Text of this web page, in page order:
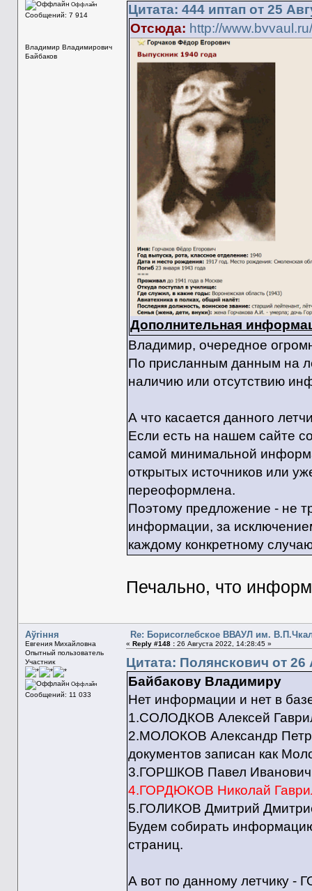
Оффлайн
Сообщений: 7 914
Владимир Владимирович
Байбаков
Цитата: 444 иптап от 25
Отсюда: http://
Дополнительная
Владимир, очередное
По присланным данным на
наличию или отсутствию
А что касается данного
Если есть на нашем сайте
самой минимальной
открытых источников или
переоформлена.
Поэтому предложение - не
информации, за
каждому конкретному
Печально, что
Aўгiння
Евгения Михайловна
Опытный пользователь
Участник
Оффлайн
Сообщений: 11 033
Re: Борисоглебское ВВАУЛ им.
« Reply #148 :26 Августа 2022, 14:28:45 »
Цитата: Полянскович от 26
Байбакову Владимиру
Нет информации и нет в
1.СОЛОДКОВ Алексей
2.МОЛОКОВ Александр
документов записан как
3.ГОРШКОВ Павел Иванович
4.ГОРДЮКОВ Николай
5.ГОЛИКОВ Дмитрий
Будем собирать
страниц.
А вот по данному летчику